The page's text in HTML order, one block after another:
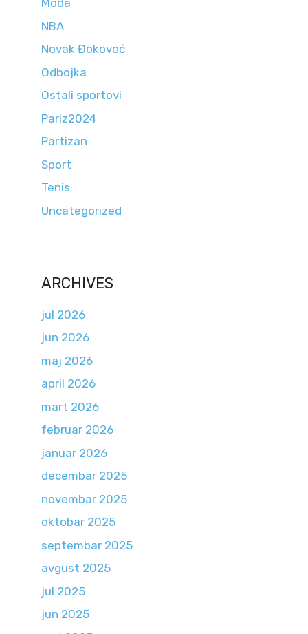
Moda
NBA
Novak Đokovoć
Odbojka
Ostali sportovi
Pariz2024
Partizan
Sport
Tenis
Uncategorized
ARCHIVES
jul 2026
jun 2026
maj 2026
april 2026
mart 2026
februar 2026
januar 2026
decembar 2025
novembar 2025
oktobar 2025
septembar 2025
avgust 2025
jul 2025
jun 2025